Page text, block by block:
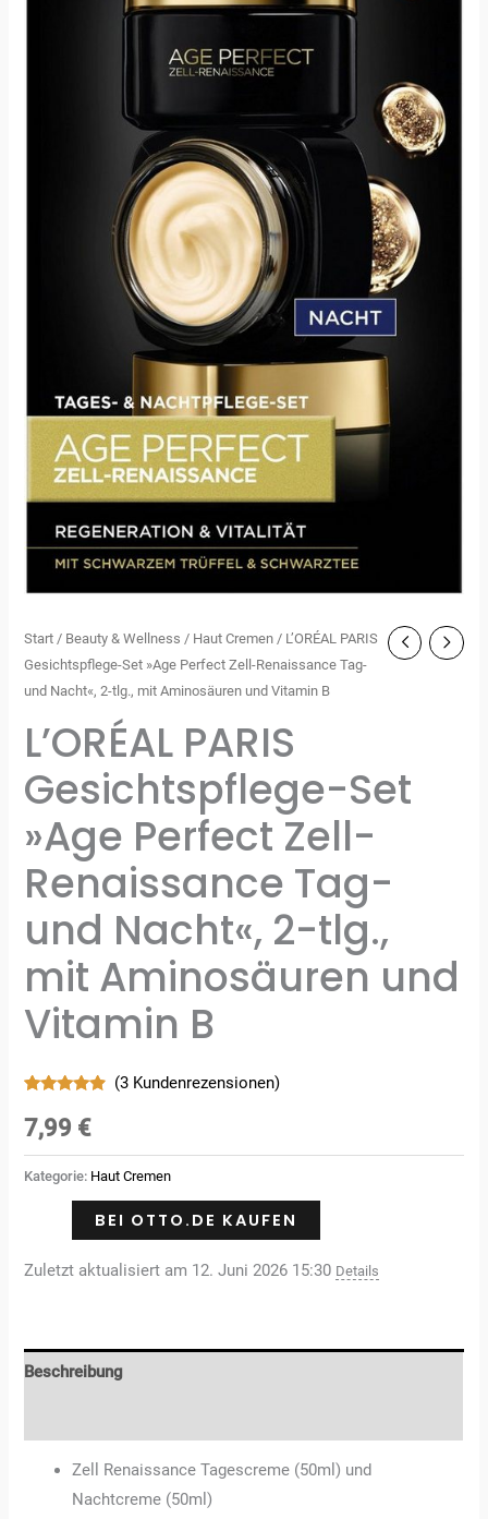
Start / Beauty & Wellness / Haut Cremen / L’ORÉAL PARIS
Gesichtspflege-Set »Age Perfect Zell-Renaissance Tag-
und Nacht«, 2-tlg., mit Aminosäuren und Vitamin B
L’ORÉAL PARIS
Gesichtspflege-Set
»Age Perfect Zell-
Renaissance Tag-
und Nacht«, 2-tlg.,
mit Aminosäuren und
Vitamin B
mit4.67
von 5,
basierend
Kundenbewertungen
(3 Kundenrezensionen)
7,99 €
Kategorie: Haut Cremen
BEI OTTO.DE KAUFEN
Zuletzt aktualisiert am 12. Juni 2026 15:30 Details
Beschreibung
Zell Renaissance Tagescreme (50ml) und
Nachtcreme (50ml)